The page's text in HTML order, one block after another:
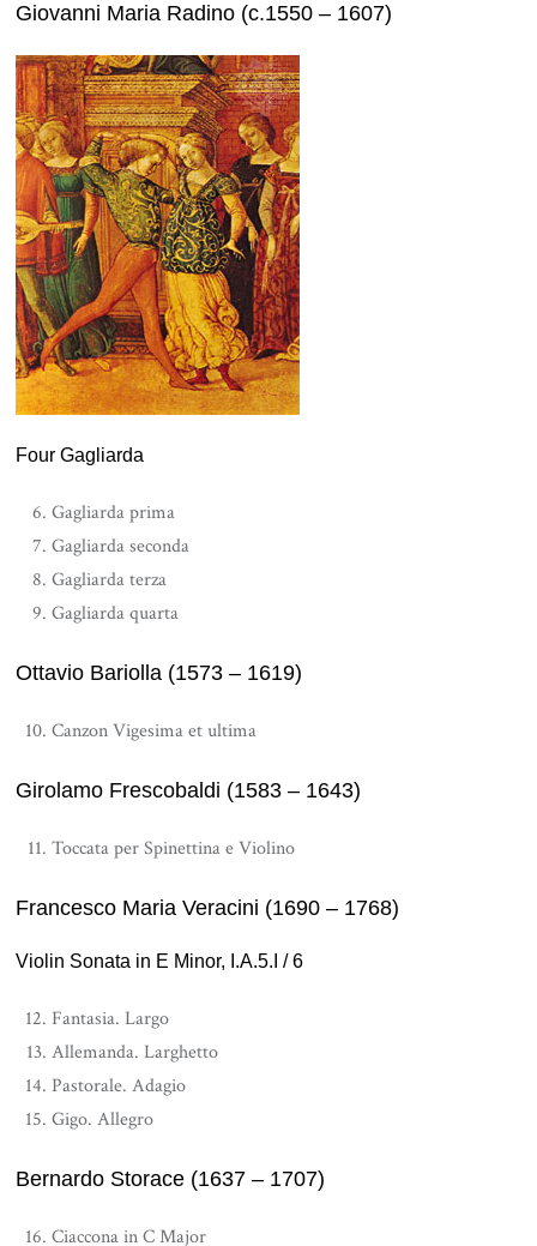
Giovanni Maria Radino (c.1550 – 1607)
Four Gagliarda
Gagliarda prima
Gagliarda seconda
Gagliarda terza
Gagliarda quarta
Ottavio Bariolla (1573 – 1619)
Canzon Vigesima et ultima
Girolamo Frescobaldi (1583 – 1643)
Toccata per Spinettina e Violino
Francesco Maria Veracini (1690 – 1768)
Violin Sonata in E Minor, I.A.5.I / 6
Fantasia. Largo
Allemanda. Larghetto
Pastorale. Adagio
Gigo. Allegro
Bernardo Storace (1637 – 1707)
Ciaccona in C Major